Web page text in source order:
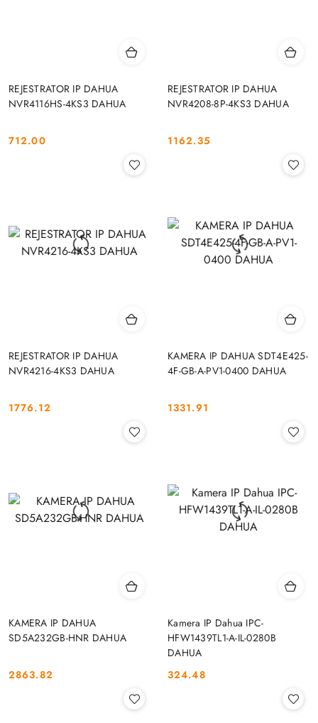
REJESTRATOR IP DAHUA
NVR4116HS-4KS3 DAHUA
Cena:
712.00
REJESTRATOR IP DAHUA
NVR4208-8P-4KS3 DAHUA
Cena:
1162.35
REJESTRATOR IP DAHUA
NVR4216-4KS3 DAHUA
Cena:
1776.12
KAMERA IP DAHUA SDT4E425-
4F-GB-A-PV1-0400 DAHUA
Cena:
1331.91
KAMERA IP DAHUA
SD5A232GB-HNR DAHUA
Cena:
2863.82
Kamera IP Dahua IPC-
HFW1439TL1-A-IL-0280B
DAHUA
Cena:
324.48